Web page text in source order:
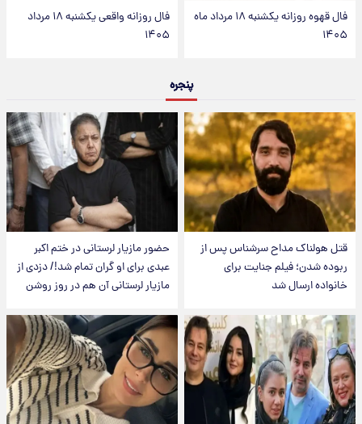
فال قهوه روزانه یکشنبه ۱۸ مرداد ماه
۱۴۰۵
فال روزانه واقعی یکشنبه ۱۸ مرداد
۱۴۰۵
پنجره
قتل هولناک مداح سرشناس پس از
ربوده شدن؛ فیلم جنایت برای
خانواده ارسال شد
حضور مازیار لرستانی در ختم اکبر
عبدی برای او گران تمام شد!/ دزدی از
مازیار لرستانی آن هم در روز روشن